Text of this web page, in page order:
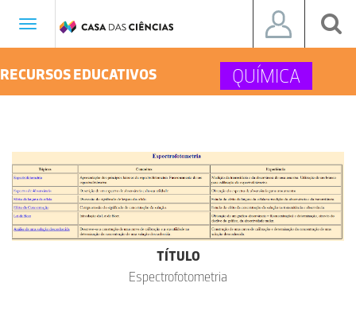
Toggle
RECURSOS EDUCATIVOS QUÍMICA
TÍTULO
Espectrofotometria